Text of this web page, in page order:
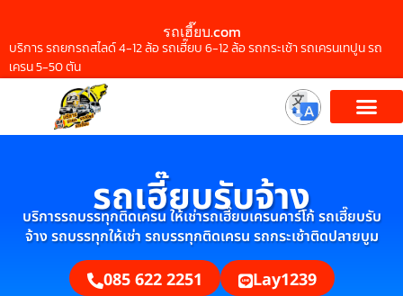
รถเฮี๊ยบ.com
บริการ รถยกรถสไลด์ 4-12 ล้อ รถเฮี๊ยบ 6-12 ล้อ รถกระเช้า รถเครนเทปูน รถ
เครน 5-50 ตัน
รถเฮี๊ยบรับจ้าง
บริการรถบรรทุกติดเครน ให้เช่ารถเฮี๊ยบเครนคาร์โก้ รถเฮี๊ยบรับ
จ้าง รถบรรทุกให้เช่า รถบรรทุกติดเครน รถกระเช้าติดปลายบูม
085 622 2251 Lay1239